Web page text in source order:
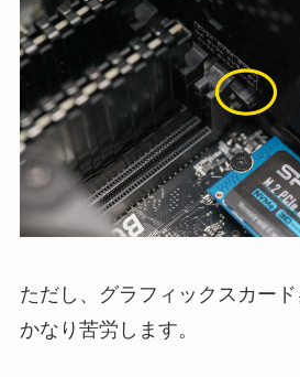
ただし、グラフィックスカー
かなり苦労します。